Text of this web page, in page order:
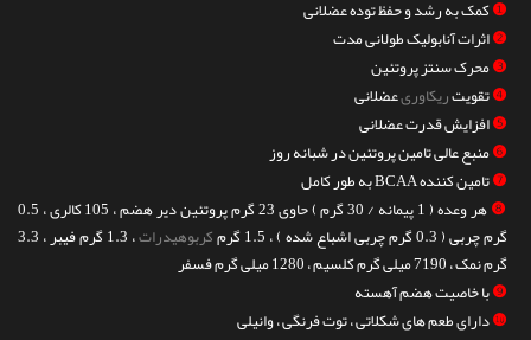
❶کمک به رشد و حفظ توده عضلانی
❷اثرات آنابولیک طولانی مدت
❸محرک سنتز پروتئین
❹تقویتریکاوریعضلانی
❺افزایش قدرت عضلانی
❻منبع عالی تامین پروتئین در شبانه روز
❼تامین کننده BCAA به طور کامل
❽
هر وعده ( 1 پیمانه / 30 گرم ) حاوی 23 گرم پروتئین دیر هضم ، 105 کالری ، 0.5
گرم چربی ( 0.3 گرم چربی اشباع شده ) ، 1.5 گرم
کربوهیدرات
، 1.3 گرم فیبر ، 3.3
گرم نمک ، 7190 میلی گرم کلسیم ، 1280 میلی گرم فسفر
❾با خاصیت هضم آهسته
❿دارای طعم های شکلاتی ، توت فرنگی ، وانیلی